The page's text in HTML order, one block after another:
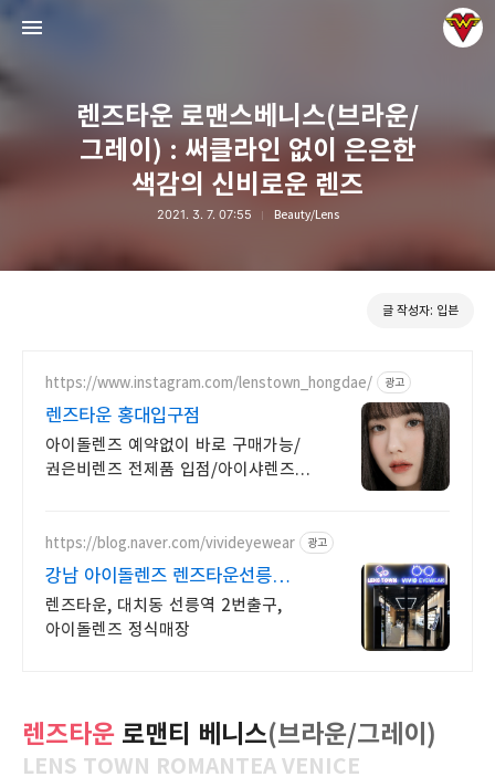
렌즈타운 로맨스베니스(브라운/
그레이) : 써클라인 없이 은은한
색감의 신비로운 렌즈
2021. 3. 7. 07:55 Beauty/Lens
글 작성자: 입븐
https://www.instagram.com/lenstown_hongdae/ 광고
렌즈타운 홍대입구점
아이돌렌즈 예약없이 바로 구매가능/
권은비렌즈 전제품 입점/아이샤렌즈
https://blog.naver.com/vivideyewear 광고
강남 아이돌렌즈 렌즈타운선릉
6만원 이상 구매시 무료배송
렌즈타운, 대치동 선릉역 2번출구,
아이돌렌즈 정식매장
렌즈타운 로맨티 베니스(브라운/그레이)
LENS TOWN ROMANTEA VENICE
입븐